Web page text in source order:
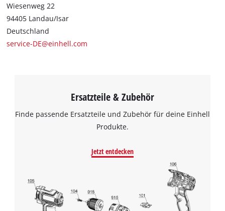
Wiesenweg 22
94405 Landau/Isar
Deutschland
service-DE@einhell.com
Ersatzteile & Zubehör
Finde passende Ersatzteile und Zubehör für deine Einhell
Produkte.
Jetzt entdecken